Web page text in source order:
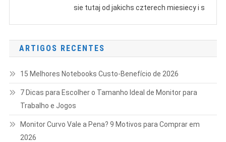
sie tutaj od jakichs czterech miesiecy i s
ARTIGOS RECENTES
15 Melhores Notebooks Custo-Benefício de 2026
7 Dicas para Escolher o Tamanho Ideal de Monitor para
Trabalho e Jogos
Monitor Curvo Vale a Pena? 9 Motivos para Comprar em
2026